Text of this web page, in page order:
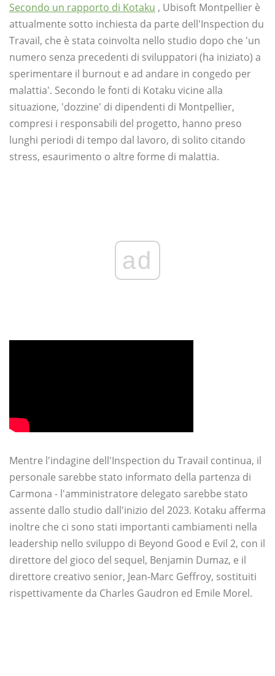
Secondo un rapporto di Kotaku , Ubisoft Montpellier è
attualmente sotto inchiesta da parte dell'Inspection du
Travail, che è stata coinvolta nello studio dopo che 'un
numero senza precedenti di sviluppatori (ha iniziato) a
sperimentare il burnout e ad andare in congedo per
malattia'. Secondo le fonti di Kotaku vicine alla
situazione, 'dozzine' di dipendenti di Montpellier,
compresi i responsabili del progetto, hanno preso
lunghi periodi di tempo dal lavoro, di solito citando
stress, esaurimento o altre forme di malattia.
ad
Mentre l'indagine dell'Inspection du Travail continua, il
personale sarebbe stato informato della partenza di
Carmona - l'amministratore delegato sarebbe stato
assente dallo studio dall'inizio del 2023. Kotaku afferma
inoltre che ci sono stati importanti cambiamenti nella
leadership nello sviluppo di Beyond Good e Evil 2, con il
direttore del gioco del sequel, Benjamin Dumaz, e il
direttore creativo senior, Jean-Marc Geffroy, sostituiti
rispettivamente da Charles Gaudron ed Emile Morel.